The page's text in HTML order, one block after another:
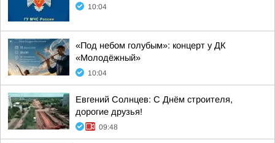
10:04
«Под небом голубым»: концерт у ДК
«Молодёжный»
10:04
Евгений Солнцев: С Днём строителя,
дорогие друзья!
09:48